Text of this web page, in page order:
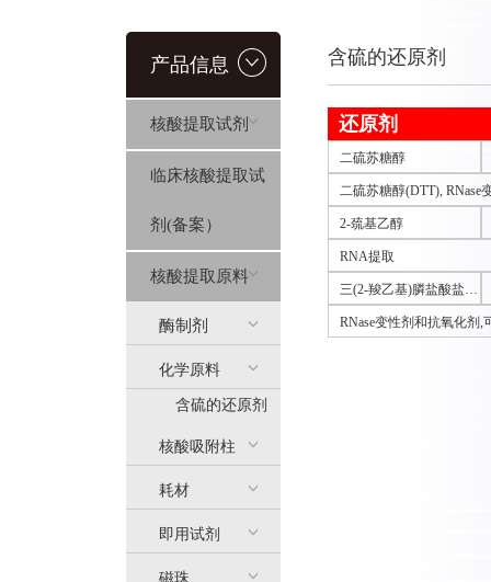
产品信息
核酸提取试剂
临床核酸提取试
剂(备案）
核酸提取原料
酶制剂
化学原料
含硫的还原剂
核酸吸附柱
耗材
即用试剂
磁珠
含硫的还原剂
还原剂
二硫苏糖醇
二硫苏糖醇(DTT), RNase
2-巯基乙醇
RNA提取
三(2-羧乙基)膦盐酸盐 T
CEP
RNase变性剂和抗氧化剂